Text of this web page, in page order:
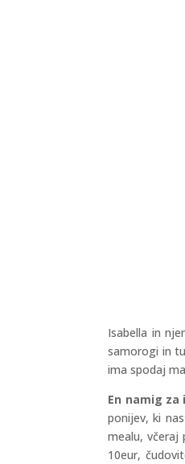
Isabella in
samorogi in
ima spodaj
En namig
ponijev, ki
mealu, včeraj
10eur,